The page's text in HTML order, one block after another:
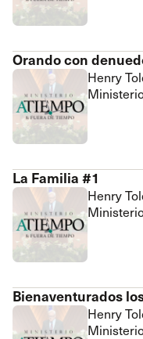
Orando con
Henry
La Familia #1
Henry
Bienaventurados
Henry